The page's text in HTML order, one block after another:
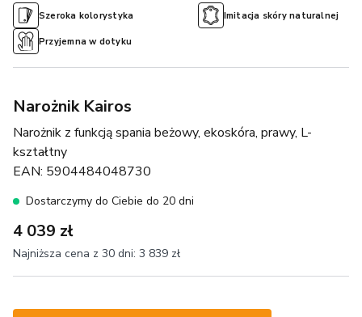
Narożnik Kairos
Narożnik z funkcją spania beżowy, ekoskóra, prawy, L-
kształtny
EAN: 5904484048730
Dostarczymy do Ciebie do 20 dni
4 039 zł
Najniższa cena z 30 dni: 3 839 zł
Szeroka kolorystyka Imitacja skóry naturalnej
Przyjemna w dotyku